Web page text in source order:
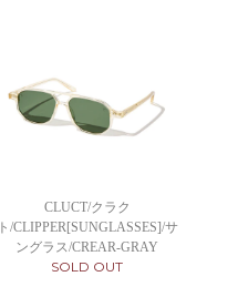
CLUCT/クラク
ト/CLIPPER[SUNGLASSES]/サ
ングラス/CREAR-GRAY
SOLD OUT